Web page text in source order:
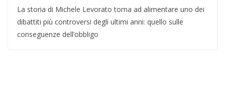
La storia di Michele Levorato torna ad alimentare uno dei
dibattiti più controversi degli ultimi anni: quello sulle
conseguenze dell’obbligo